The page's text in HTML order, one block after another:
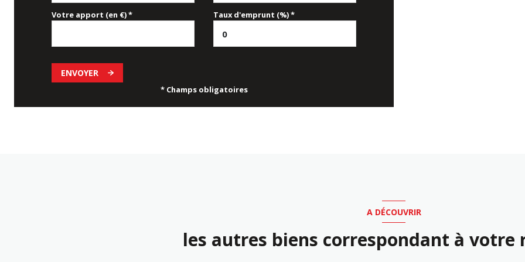
Votre apport (en €) * Taux d'emprunt (%) *
ENVOYER
* Champs obligatoires
A DÉCOUVRIR
les autres biens correspondant à votre